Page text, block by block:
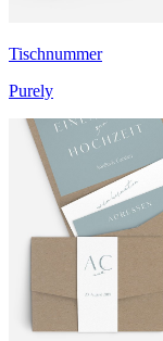
Tischnummer
Purely